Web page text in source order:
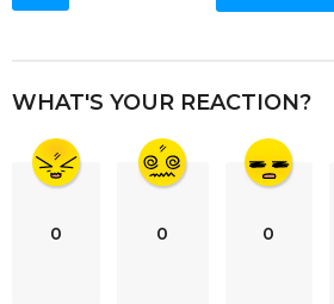
P
WHAT'S YOUR REACTION?
0 0 0